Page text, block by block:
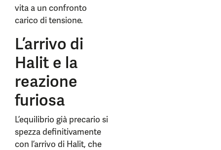
vita a un confronto
carico di tensione.
L’arrivo di
Halit e la
reazione
furiosa
L’equilibrio già precario si
spezza definitivamente
con l’arrivo di Halit, che